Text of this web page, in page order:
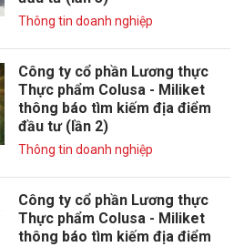
Thông tin doanh nghiệp
Công ty cổ phần Lương thực
Thực phẩm Colusa - Miliket
thông báo tìm kiếm địa điểm
đầu tư (lần 2)
Thông tin doanh nghiệp
Công ty cổ phần Lương thực
Thực phẩm Colusa - Miliket
thông báo tìm kiếm địa điểm